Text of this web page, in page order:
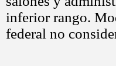
inferior rango.
federal no